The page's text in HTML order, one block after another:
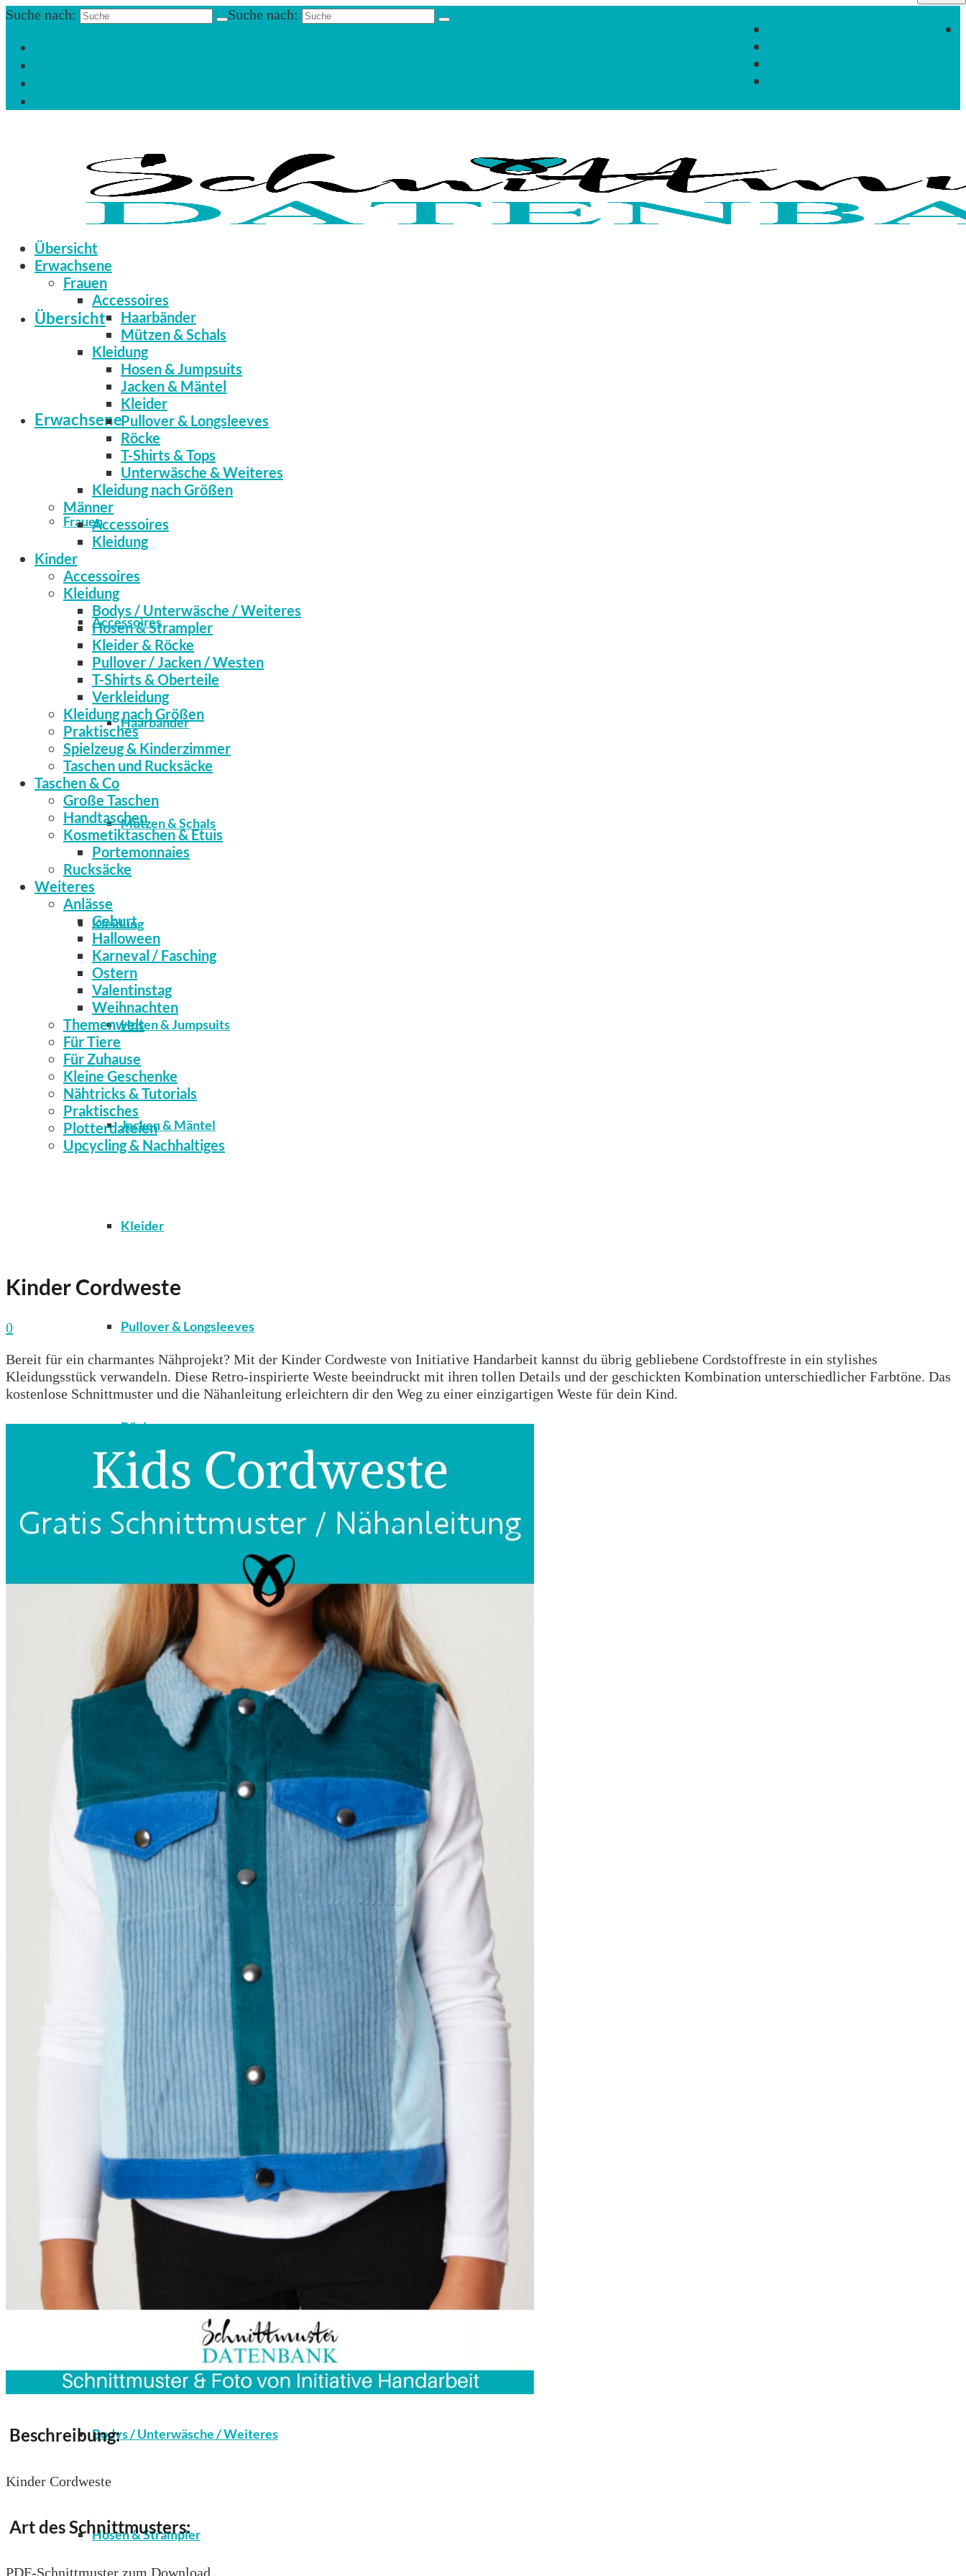
Suche nach: Suche nach:
Übersicht
Erwachsene
Frauen
Accessoires
Haarbänder
Mützen & Schals
Kleidung
Hosen & Jumpsuits
Jacken & Mäntel
Kleider
Pullover & Longsleeves
Röcke
T-Shirts & Tops
Unterwäsche & Weiteres
Kleidung nach Größen
Männer
Accessoires
Accessoires
Bodys / Unterwäsche / Weiteres
Hosen & Strampler
Übersicht
Erwachsene
Frauen
Accessoires
Haarbänder
Mützen & Schals
Kleidung
Hosen & Jumpsuits
Jacken & Mäntel
Kleider
Pullover & Longsleeves
Röcke
T-Shirts & Tops
Unterwäsche & Weiteres
Kleidung nach Größen
Männer
Accessoires
Kleidung
Kinder
Accessoires
Kleidung
Bodys / Unterwäsche / Weiteres
Hosen & Strampler
Kleider & Röcke
Pullover / Jacken / Westen
T-Shirts & Oberteile
Verkleidung
Kleidung nach Größen
Praktisches
Spielzeug & Kinderzimmer
Taschen und Rucksäcke
Taschen & Co
Große Taschen
Handtaschen
Kosmetiktaschen & Etuis
Portemonnaies
Rucksäcke
Weiteres
Anlässe
Geburt
Halloween
Karneval / Fasching
Ostern
Valentinstag
Weihnachten
Themenwelt
Für Tiere
Für Zuhause
Kleine Geschenke
Nähtricks & Tutorials
Praktisches
Plotterdateien
Upcycling & Nachhaltiges
Kinder Cordweste
0
Bereit für ein charmantes Nähprojekt? Mit der Kinder Cordweste von Initiative Handarbeit kannst du übrig gebliebene Cordstoffreste in ein stylishes
Kleidungsstück verwandeln. Diese Retro-inspirierte Weste beeindruckt mit ihren tollen Details und der geschickten Kombination unterschiedlicher Farbtöne. Das
kostenlose Schnittmuster und die Nähanleitung erleichtern dir den Weg zu einer einzigartigen Weste für dein Kind.
Beschreibung:
Kinder Cordweste
Art des Schnittmusters:
PDF-Schnittmuster zum Download